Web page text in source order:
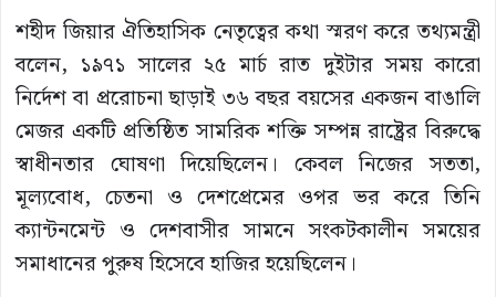
শহীদ জিয়ার ঐতিহাসিক নেতৃত্বের কথা স্মরণ করে তথ্যমন্ত্রী
বলেন, ১৯৭১ সালের ২৫ মার্চ রাত দুইটার সময় কারো
নির্দেশ বা প্ররোচনা ছাড়াই ৩৬ বছর বয়সের একজন বাঙালি
মেজর একটি প্রতিষ্ঠিত সামরিক শক্তি সম্পন্ন রাষ্ট্রের বিরুদ্ধে
স্বাধীনতার ঘোষণা দিয়েছিলেন। কেবল নিজের সততা,
মূল্যবোধ, চেতনা ও দেশপ্রেমের ওপর ভর করে তিনি
ক্যান্টনমেন্ট ও দেশবাসীর সামনে সংকটকালীন সময়ের
সমাধানের পুরুষ হিসেবে হাজির হয়েছিলেন।